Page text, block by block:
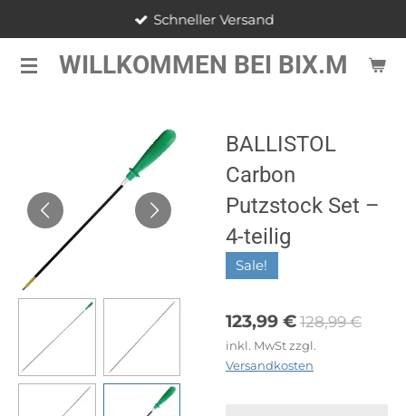
springenWILLKOMMEN BEI BIX.M
Schneller Versand
BALLISTOL
Carbon
Putzstock Set –
4-teilig
Sale!
123,99 € 128,99 €
inkl. MwSt zzgl.
Versandkosten